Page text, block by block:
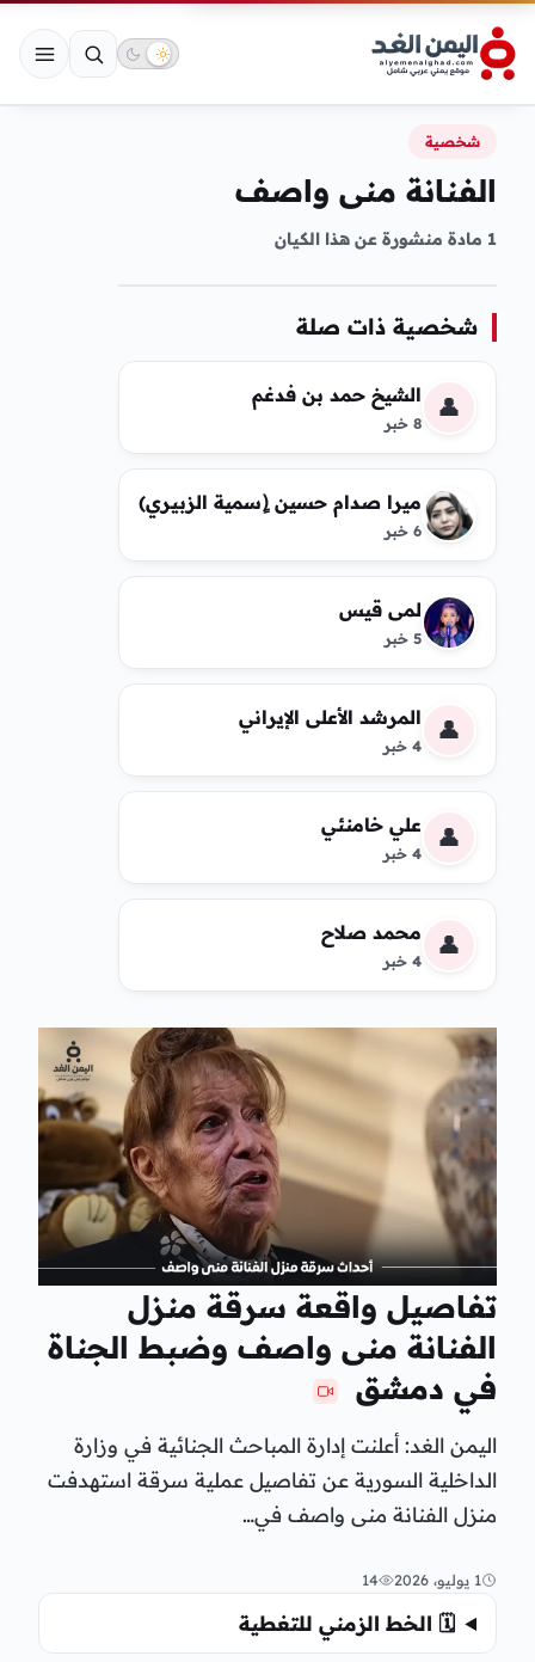
شخصية
الفنانة منى واصف
1 مادة منشورة عن هذا الكيان
شخصية ذات صلة
👤 الشيخ حمد بن فدغم
8 خبر
ميرا صدام حسين (ٍسمية الزبيري)
6 خبر
لمى قيس
5 خبر
👤 المرشد الأعلى الإيراني
4 خبر
👤 علي خامنئي
4 خبر
👤 محمد صلاح
4 خبر
تفاصيل واقعة سرقة منزل
الفنانة منى واصف وضبط الجناة
في دمشق
اليمن الغد: أعلنت إدارة المباحث الجنائية في وزارة
الداخلية السورية عن تفاصيل عملية سرقة استهدفت
منزل الفنانة منى واصف في…
1 يوليو، 2026 14
🗓️ الخط الزمني للتغطية